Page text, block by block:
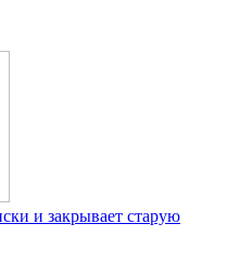
и закрывает старую